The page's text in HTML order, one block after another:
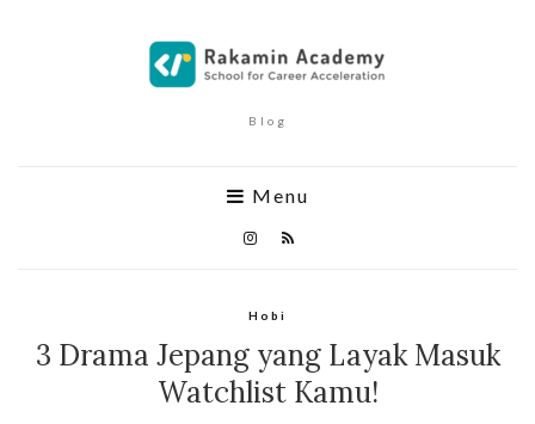
Blog
Menu
Hobi
3 Drama Jepang yang Layak Masuk
Watchlist Kamu!